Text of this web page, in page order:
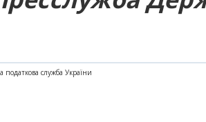
служба України